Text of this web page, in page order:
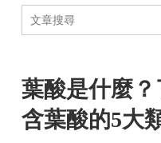
葉酸是什麼
含葉酸的5大